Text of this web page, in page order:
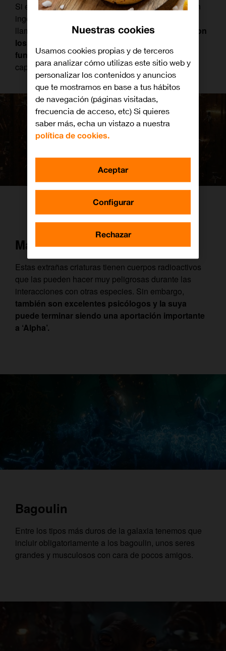
Si en un futuro lejano necesitaras de la ayuda de un
ingeniero informático, seguramente terminarías
llamando a los omelites.Estos pequeños seres son
los responsables de mantener ‘Alpha’ en
funcionamiento, gracias a su gran inteligencia y
capacidad para manejar todo tipo de tecnología.
Marmaka
Estas extrañas criaturas tienen cuerpos radioactivos
que las pueden hacer muy peligrosas durante las
interacciones con otras especies. Sin embargo,
también son excelentes psicólogos y la suya
puede terminar siendo una aportación importante
a ‘Alpha’.
Bagoulin
Entre los tipos más duros de la galaxia tenemos que
incluir obligatoriamente a los bagoulin, unos seres
grandes y musculosos con cara de pocos amigos.
Nuestras cookies
Usamos cookies propias y de terceros
para analizar cómo utilizas este sitio web y
personalizar los contenidos y anuncios
que te mostramos en base a tus hábitos
de navegación (páginas visitadas,
frecuencia de acceso, etc) Si quieres
saber más, echa un vistazo a nuestra
política de cookies.
Configurar
Rechazar
Aceptar